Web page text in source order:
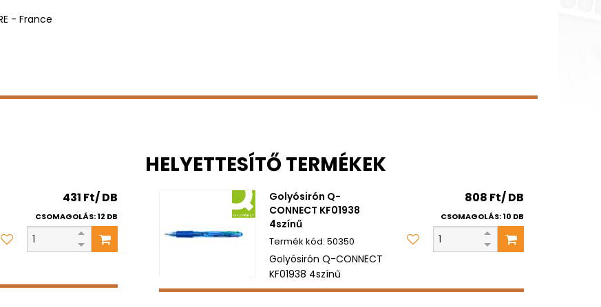
- France
431 Ft/ DB
CSOMAGOLÁS: 12 DB
HELYETTESÍTŐ TERMÉKEK
Golyósirón Q-
CONNECT KF01938
4színű
50350
Golyósirón Q-CONNECT
KF01938 4színű
808 Ft/ DB
CSOMAGOLÁS: 10 DB